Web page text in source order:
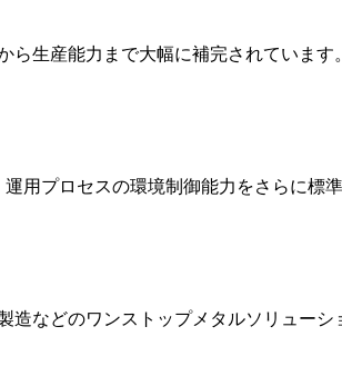
生産能力まで大幅に補完されています。
用プロセスの環境制御能力をさらに標
などのワンストップメタルソリューシ